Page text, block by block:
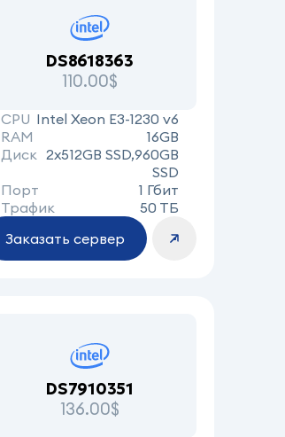
DS8618363
110.00$
CPU Intel Xeon E3-1230 v6
RAM
16GB
Диск 2x512GB SSD,960GB
SSD
Порт
1 Гбит
Трафик
50 ТБ
Заказать сервер
DS7910351
136.00$